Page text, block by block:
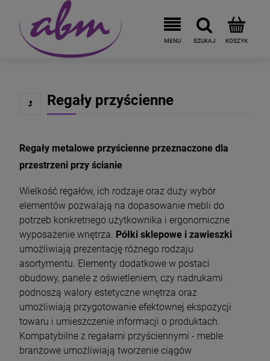
Regały przyścienne
Regały metalowe przyścienne przeznaczone dla
przestrzeni przy ścianie
Wielkość regałów, ich rodzaje oraz duży wybór
elementów pozwalają na dopasowanie mebli do
potrzeb konkretnego użytkownika i ergonomiczne
wyposażenie wnętrza. Półki sklepowe i zawieszki
umożliwiają prezentację różnego rodzaju
asortymentu. Elementy dodatkowe w postaci
obudowy, panele z oświetleniem, czy nadrukami
podnoszą walory estetyczne wnętrza oraz
umożliwiają przygotowanie efektownej ekspozycji
towaru i umieszczenie informacji o produktach.
Kompatybilne z regałami przyściennymi - meble
branżowe umożliwiają tworzenie ciągów